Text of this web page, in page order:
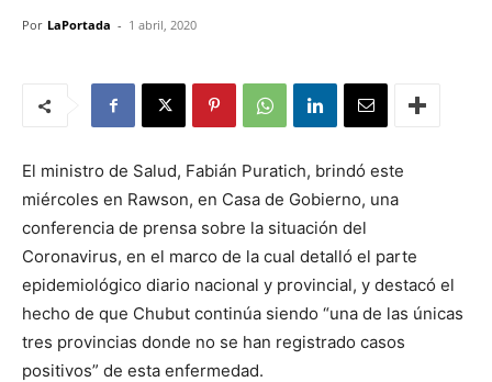
Por LaPortada - 1 abril, 2020
El ministro de Salud, Fabián Puratich, brindó este
miércoles en Rawson, en Casa de Gobierno, una
conferencia de prensa sobre la situación del
Coronavirus, en el marco de la cual detalló el parte
epidemiológico diario nacional y provincial, y destacó el
hecho de que Chubut continúa siendo “una de las únicas
tres provincias donde no se han registrado casos
positivos” de esta enfermedad.